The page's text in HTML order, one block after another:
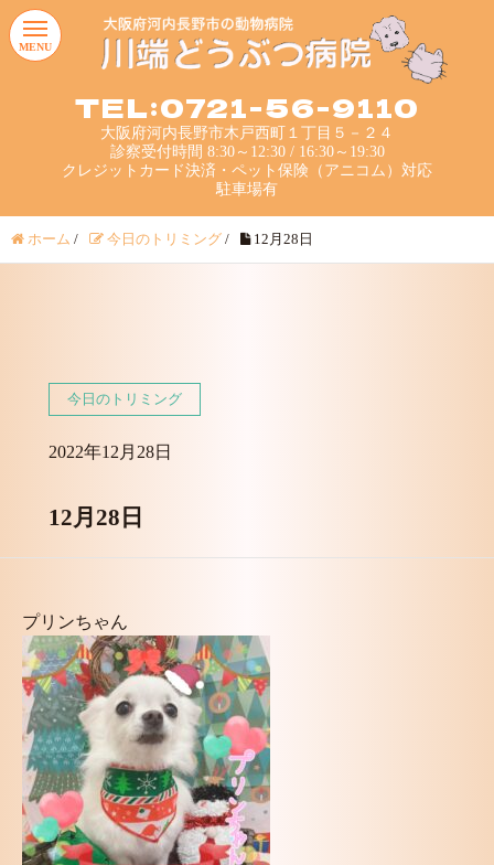
TEL:0721-56-9110
大阪府河内長野市木戸西町１丁目５－２４
診察受付時間 8:30～12:30 / 16:30～19:30
クレジットカード決済・ペット保険（アニコム）対応
駐車場有
MENU
ホーム / 今日のトリミング / 12月28日
今日のトリミング
2022年12月28日
12月28日
プリンちゃん